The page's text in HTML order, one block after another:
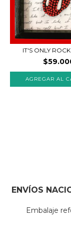
IT'S ONLY
ENVÍOS
Embalaje